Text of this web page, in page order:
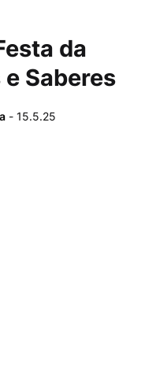
da
Saberes
- 15.5.25